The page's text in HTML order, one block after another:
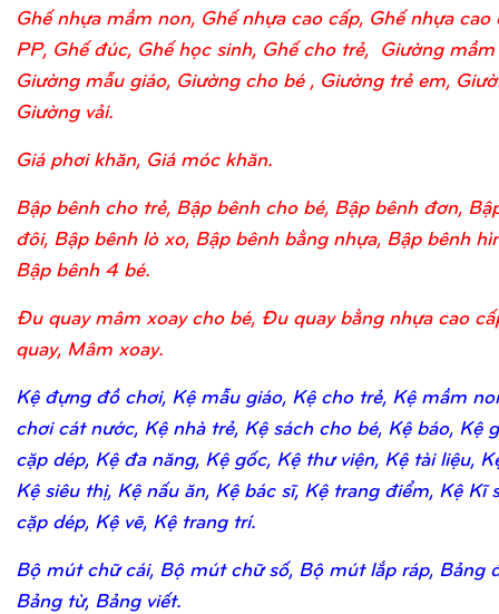
Ghế nhựa mầm non, Ghế nhựa cao cấp, Ghế nhựa cao
PP, Ghế đúc, Ghế học sinh, Ghế cho trẻ, Giường
Giường mẫu giáo, Giường cho bé , Giường trẻ em,
Giường vải.
Giá phơi khăn, Giá móc khăn.
Bập bênh cho trẻ, Bập bênh cho bé, Bập bênh đơn,
đôi, Bập bênh lò xo, Bập bênh bằng nhựa, Bập bênh
Bập bênh 4 bé.
Đu quay mâm xoay cho bé, Đu quay bằng nhựa cao
quay, Mâm xoay.
Kệ đựng đồ chơi, Kệ mẫu giáo, Kệ cho trẻ, Kệ mầm
chơi cát nước, Kệ nhà trẻ, Kệ sách cho bé, Kệ báo, Kệ
cặp dép, Kệ đa năng, Kệ gốc, Kệ thư viện, Kệ tài liệu,
Kệ siêu thị, Kệ nấu ăn, Kệ bác sĩ, Kệ trang điểm, Kệ Kĩ
cặp dép, Kệ vẽ, Kệ trang trí.
Bộ mút chữ cái, Bộ mút chữ số, Bộ mút lắp ráp, Bảng
Bảng từ, Bảng viết.